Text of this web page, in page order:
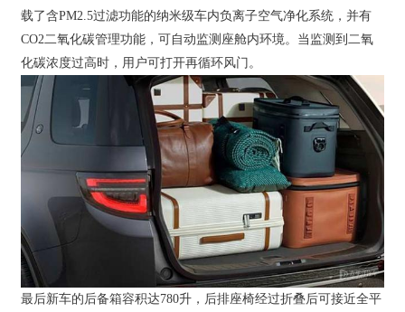
载了含PM2.5过滤功能的纳米级车内负离子空气净化系统，并有
CO2二氧化碳管理功能，可自动监测座舱内环境。当监测到二氧
化碳浓度过高时，用户可打开再循环风门。
最后新车的后备箱容积达780升，后排座椅经过折叠后可接近全平